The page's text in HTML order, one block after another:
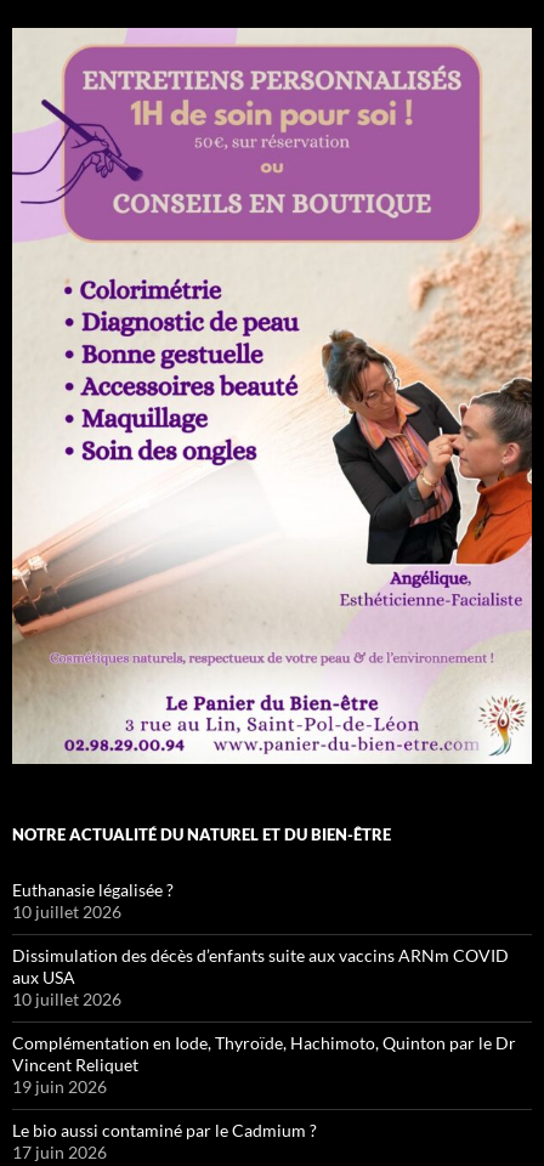
NOTRE ACTUALITÉ DU NATUREL ET DU BIEN-ÊTRE
Euthanasie légalisée ?
10 juillet 2026
Dissimulation des décès d’enfants suite aux vaccins ARNm COVID
aux USA
10 juillet 2026
Complémentation en Iode, Thyroïde, Hachimoto, Quinton par le Dr
Vincent Reliquet
19 juin 2026
Le bio aussi contaminé par le Cadmium ?
17 juin 2026